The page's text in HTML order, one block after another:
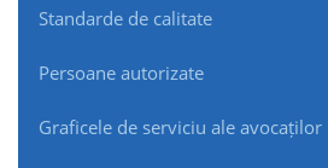
Standarde de сalitate
Persoane autorizate
Graficele de serviciu ale avocaților